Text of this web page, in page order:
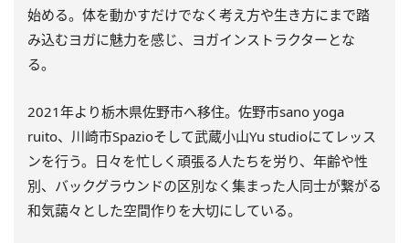
始める。体を動かすだけでなく考え方や生き方にまで踏
み込むヨガに魅力を感じ、ヨガインストラクターとな
る。
2021年より栃木県佐野市へ移住。佐野市sano yoga
ruito、川崎市Spazioそして武蔵小山Yu studioにてレッス
ンを行う。日々を忙しく頑張る人たちを労り、年齢や性
別、バックグラウンドの区別なく集まった人同士が繋がる
和気藹々とした空間作りを大切にしている。